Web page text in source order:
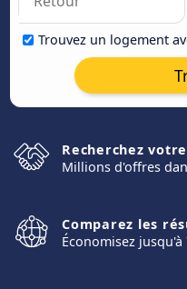
Trouvez un logement
Recherchez
Millions d'offres
Comparez les
Économisez jusqu'à